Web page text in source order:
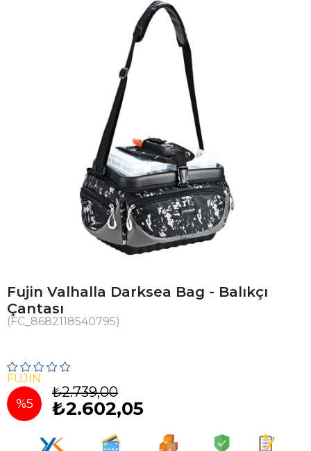
Fujin Valhalla Darksea Bag - Balıkçı
Çantası
(FC_8682118540795)
FUJIN
%5
İndirim
₺2.739,00
₺2.602,05